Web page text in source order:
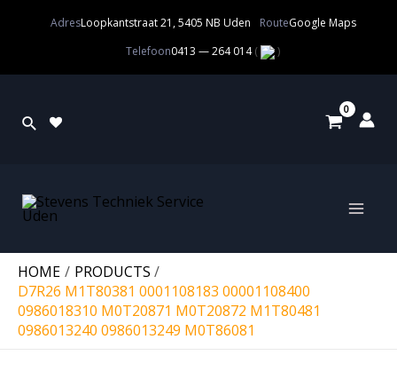
AdresLoopkantstraat 21, 5405 NB Uden RouteGoogle Maps
Telefoon0413 — 264 014( )
HOME
PRODUCTS
D7R26 M1T80381 0001108183 00001108400
0986018310 M0T20871 M0T20872 M1T80481
0986013240 0986013249 M0T86081